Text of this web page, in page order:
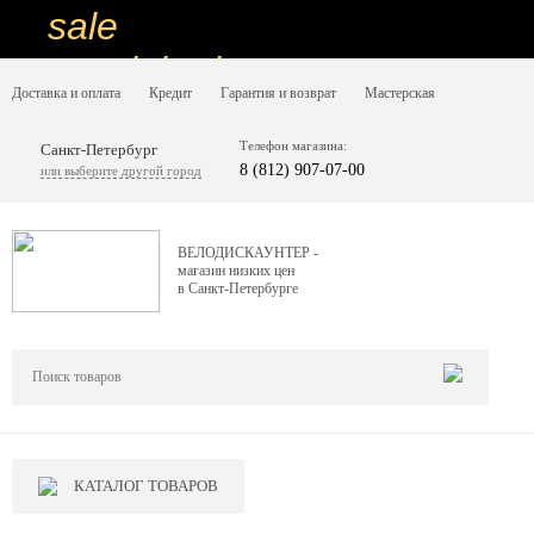
sale
special price
ну очень
вот дешево
sale
sale
Доставка и оплата Кредит Гарантия и возврат Мастерская
Санкт-Петербург
или выберите другой город
Телефон магазина:
8 (812) 907-07-00
ВЕЛОДИСКАУНТЕР -
магазин низких цен
в Санкт-Петербурге
КАТАЛОГ ТОВАРОВ